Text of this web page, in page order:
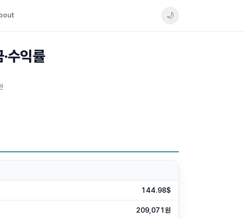
🌙
수익률
144.98$
209,071원